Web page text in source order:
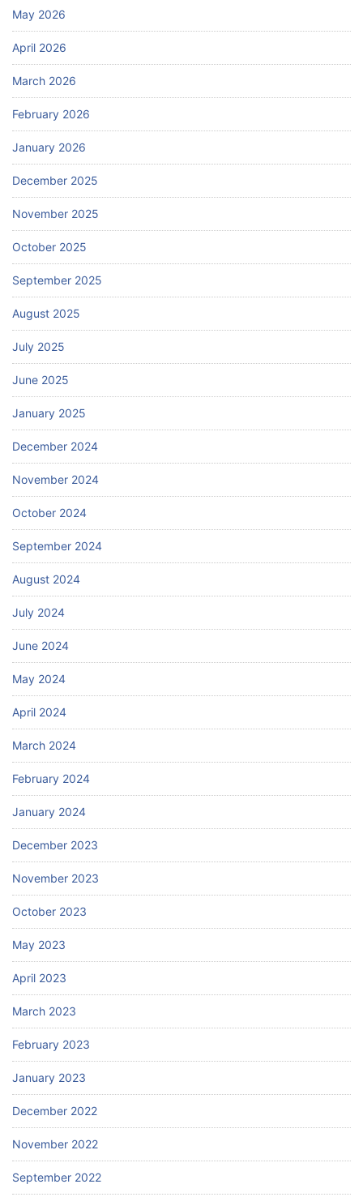
May 2026
April 2026
March 2026
February 2026
January 2026
December 2025
November 2025
October 2025
September 2025
August 2025
July 2025
June 2025
January 2025
December 2024
November 2024
October 2024
September 2024
August 2024
July 2024
June 2024
May 2024
April 2024
March 2024
February 2024
January 2024
December 2023
November 2023
October 2023
May 2023
April 2023
March 2023
February 2023
January 2023
December 2022
November 2022
September 2022